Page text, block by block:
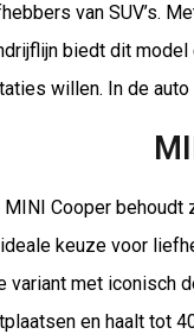
van SUV’s.
biedt dit
willen. In de
Cooper
keuze voor
variant met iconisch
en haalt tot